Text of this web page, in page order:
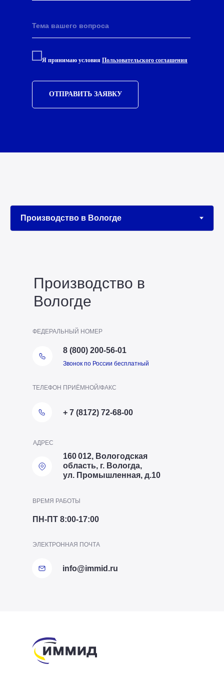
Я принимаю условия Пользовательского соглашения
ОТПРАВИТЬ ЗАЯВКУ
Производство в
Вологде
ПН-ПТ 8:00-17:00
ВРЕМЯ РАБОТЫ
+ 7 (8172) 72-68-00
ТЕЛЕФОН ПРИЁМНОЙ/ФАКС
160 012, Вологодская
область, г. Вологда,
ул. Промышленная, д.10
АДРЕС
info@immid.ru
ЭЛЕКТРОННАЯ ПОЧТА
ФЕДЕРАЛЬНЫЙ НОМЕР
8 (800) 200-56-01
Звонок по России бесплатный
Производство
в Соколе
Производство в
Ворсино
Представительство в
СПб
Представительство в
Москве
ИммидСтрой
Вологда